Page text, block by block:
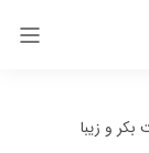
بکر و زیبا